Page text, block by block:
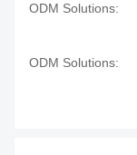
ODM Solutions:
ODM Solutions: